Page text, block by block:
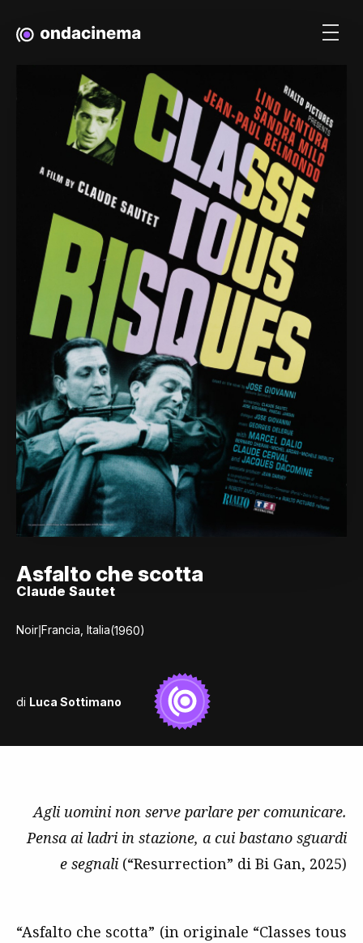
Asfalto che scotta
Claude Sautet
Noir|Francia, Italia(1960)
di Luca Sottimano
Agli uomini non serve parlare per comunicare.
Pensa ai ladri in stazione, a cui bastano sguardi
e segnali (“Resurrection” di Bi Gan, 2025)
“Asfalto che scotta” (in originale “Classes tous